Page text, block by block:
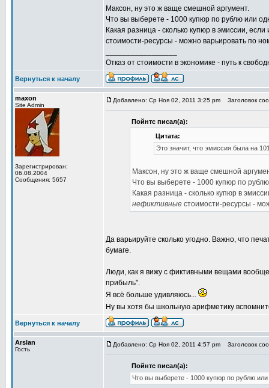
Максон, ну это ж ваще смешной аргумент.
Что вы выберете - 1000 купюр по рублю или
Какая разница - сколько купюр в эмиссии,
стоимости-ресурсы - можно варьировать по
Отказ от стоимости в экономике - путь к
Вернуться к началу
maxon
Site Admin
Зарегистрирован:
06.08.2004
Сообщения: 5657
Добавлено: Ср Ноя 02, 2011 3:25 pm Заголовок
Пойнтс писал(а):
Цитата:
Это значит, что эмиссия была на
Максон, ну это ж ваще смешной
Что вы выберете - 1000 купюр по
Какая разница - сколько купюр в
нефиктивные стоимости-ресурсы -
Да варьируйте сколько угодно. Важно, что
бумаге.
Люди, как я вижу с фиктивными вещами вообще
прибыль".
Я всё больше удивляюсь...
Ну вы хотя бы школьную арифметику
Вернуться к началу
Arslan
Гость
Добавлено: Ср Ноя 02, 2011 4:57 pm Заголовок
Пойнтс писал(а):
Что вы выберете - 1000 купюр по рублю